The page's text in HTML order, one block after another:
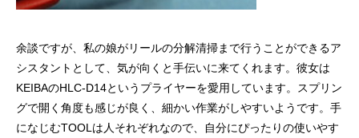
余談ですが、私の娘がリールの分解清掃まで行うことができるア
シスタントとして、気が向くと手伝いに来てくれます。彼女は
KEIBAのHLC-D14というプライヤーを愛用しています。スプリン
グで開く角度も感じが良く、細かい作業がしやすいようです。手
になじむTOOLは人それぞれなので、自分にぴったりの使いやす